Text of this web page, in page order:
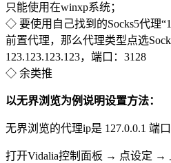
只能使用在winxp系统；
◇ 要使用自己找到的Socks5代理
前置代理，那么代理类型点选
123.123.123.123，端口：3128
◇ 余类推
以无界浏览为例说明设置方法：
无界浏览的代理ip是 127.0.0.1 端口
打开Vidalia控制面板 → 点设定 →